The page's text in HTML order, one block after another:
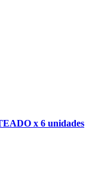
x 6 unidades